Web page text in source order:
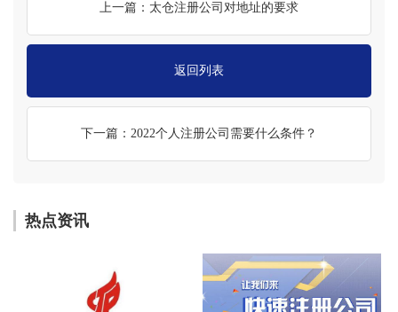
上一篇：太仓注册公司对地址的要求
返回列表
下一篇：2022个人注册公司需要什么条件？
热点资讯